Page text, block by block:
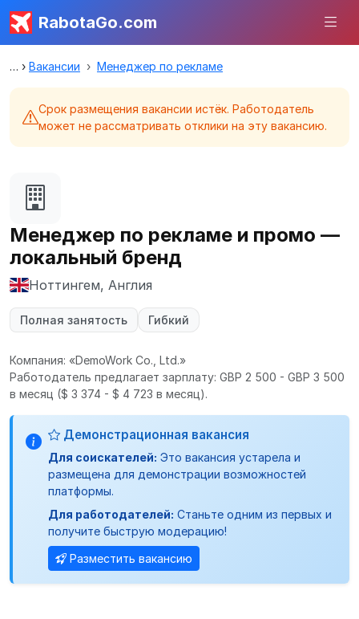
RabotaGo.com
Вакансии Менеджер по рекламе
Срок размещения вакансии истёк. Работодатель
может не рассматривать отклики на эту вакансию.
Менеджер по рекламе и промо —
локальный бренд
Ноттингем, Англия
Полная занятость Гибкий
Компания: «DemoWork Co., Ltd.»
Работодатель предлагает зарплату: GBP 2 500 - GBP 3 500
в месяц ($ 3 374 - $ 4 723 в месяц).
Демонстрационная вакансия
Для соискателей: Это вакансия устарела и
размещена для демонстрации возможностей
платформы.
Для работодателей: Станьте одним из первых и
получите быструю модерацию!
Разместить вакансию